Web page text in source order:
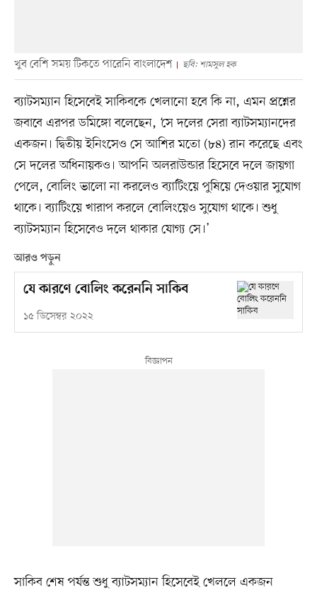
খুব বেশি সময় টিকতে পারেনি বাংলাদেশ ছবি: শামসুল হক
ব্যাটসম্যান হিসেবেই সাকিবকে খেলানো হবে কি না, এমন প্রশ্নের
জবাবে এরপর ডমিঙ্গো বলেছেন, ‘সে দলের সেরা ব্যাটসম্যানদের
একজন। দ্বিতীয় ইনিংসেও সে আশির মতো (৮৪) রান করেছে এবং
সে দলের অধিনায়কও। আপনি অলরাউন্ডার হিসেবে দলে জায়গা
পেলে, বোলিং ভালো না করলেও ব্যাটিংয়ে পুষিয়ে দেওয়ার সুযোগ
থাকে। ব্যাটিংয়ে খারাপ করলে বোলিংয়েও সুযোগ থাকে। শুধু
ব্যাটসম্যান হিসেবেও দলে থাকার যোগ্য সে।’
আরও পড়ুন
যে কারণে বোলিং করেননি সাকিব
১৫ ডিসেম্বর ২০২২
সাকিব শেষ পর্যন্ত শুধু ব্যাটসম্যান হিসেবেই খেললে একজন